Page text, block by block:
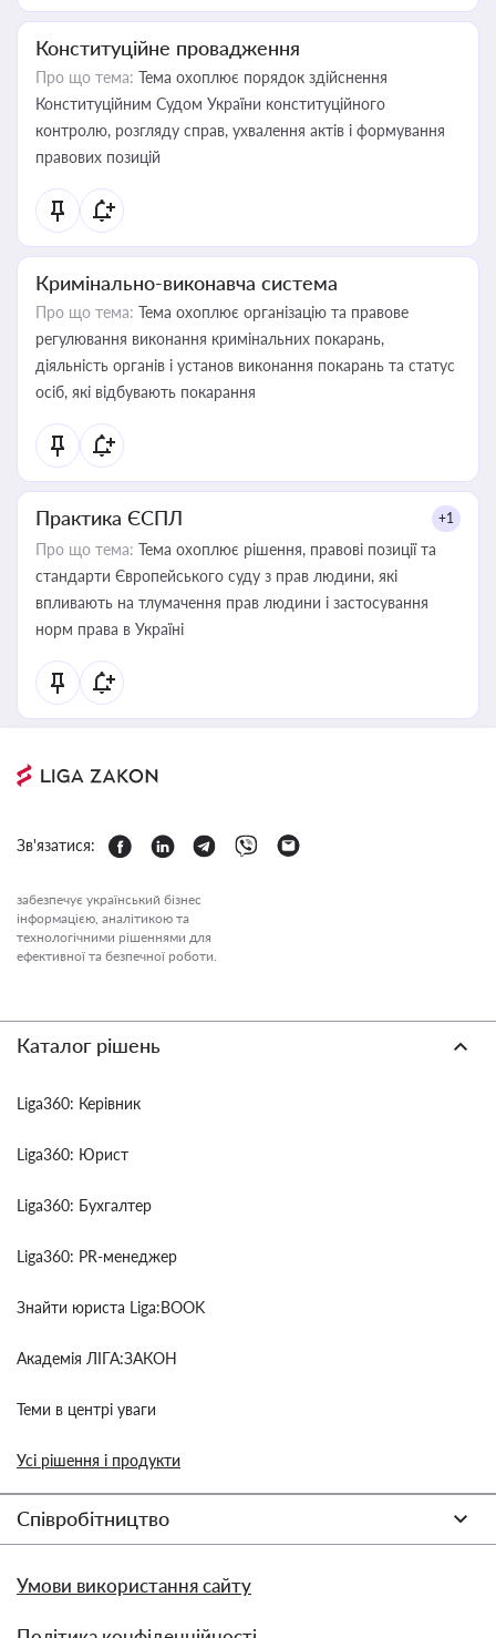
Конституційне провадження
Про що тема: Тема охоплює порядок здійснення
Конституційним Судом України конституційного
контролю, розгляду справ, ухвалення актів і формування
правових позицій
Кримінально-виконавча система
Про що тема: Тема охоплює організацію та правове
регулювання виконання кримінальних покарань,
діяльність органів і установ виконання покарань та статус
осіб, які відбувають покарання
Практика ЄСПЛ +1
Про що тема: Тема охоплює рішення, правові позиції та
стандарти Європейського суду з прав людини, які
впливають на тлумачення прав людини і застосування
норм права в Україні
Зв'язатися:
забезпечує український бізнес
інформацією, аналітикою та
технологічними рішеннями для
ефективної та безпечної роботи.
Каталог рішень
Liga360: Керівник
Liga360: Юрист
Liga360: Бухгалтер
Liga360: PR-менеджер
Знайти юриста Liga:BOOK
Академія ЛІГА:ЗАКОН
Теми в центрі уваги
Усі рішення і продукти
Співробітництво
Умови використання сайту